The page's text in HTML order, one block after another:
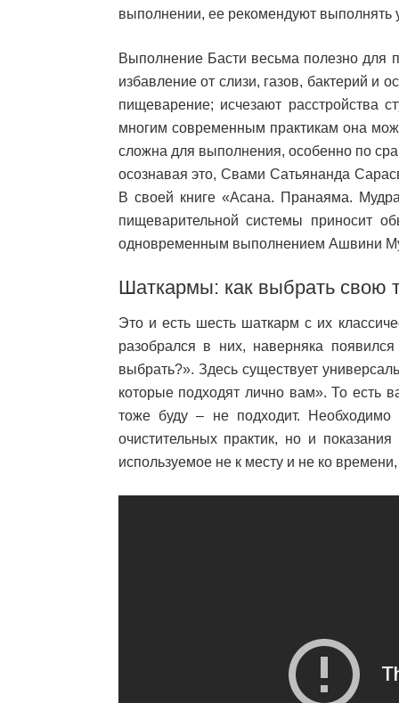
выполнении, ее рекомендуют выполнять
Выполнение Басти весьма полезно для
избавление от слизи, газов, бактерий и
пищеварение; исчезают расстройства
многим современным практикам она
сложна для выполнения, особенно по
осознавая это, Свами Сатьянанда
В своей книге «Асана. Пранаяма.
пищеварительной системы приносит
одновременным выполнением Ашвини
Шаткармы: как выбрать свою
Это и есть шесть шаткарм с их
разобрался в них, наверняка
выбрать?». Здесь существует
которые подходят лично вам». То есть
тоже буду – не подходит. Необходимо
очистительных практик, но и
используемое не к месту и не ко